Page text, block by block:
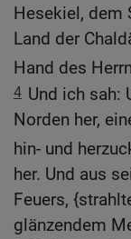
Hesekiel, dem
Land der
Hand des
4 Und ich sah:
Norden her,
hin- und
her. Und aus
Feuers,
glänzendem